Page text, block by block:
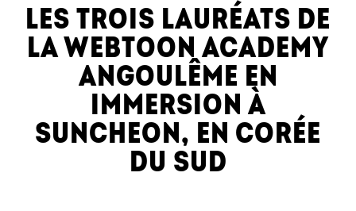
LES TROIS LAURÉATS DE
LA WEBTOON ACADEMY
ANGOULÊME EN
IMMERSION À
SUNCHEON, EN CORÉE
DU SUD